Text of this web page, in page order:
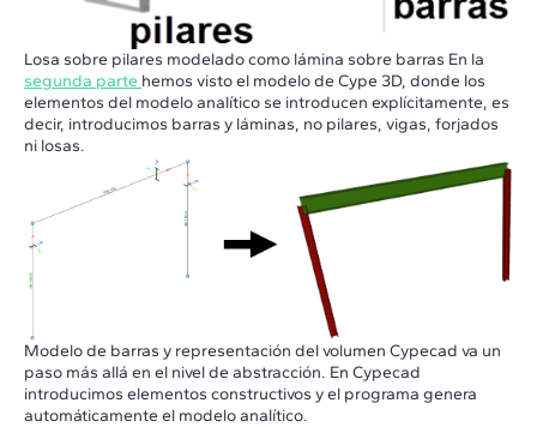
Losa sobre pilares modelado como lámina sobre barras En la
segunda parte hemos visto el modelo de Cype 3D, donde los
elementos del modelo analítico se introducen explícitamente, es
decir, introducimos barras y láminas, no pilares, vigas, forjados
ni losas.
Modelo de barras y representación del volumen Cypecad va un
paso más allá en el nivel de abstracción. En Cypecad
introducimos elementos constructivos y el programa genera
automáticamente el modelo analítico.